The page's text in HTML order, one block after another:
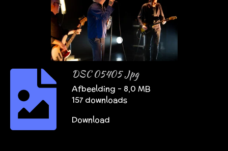
DSC 05405 Jpg
Afbeelding – 8,0 MB
157 downloads
Download